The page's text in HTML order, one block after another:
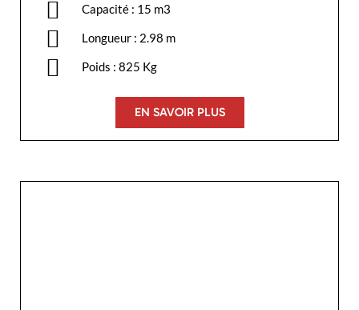
Capacité : 15 m3
Longueur : 2.98 m
Poids : 825 Kg
EN SAVOIR PLUS